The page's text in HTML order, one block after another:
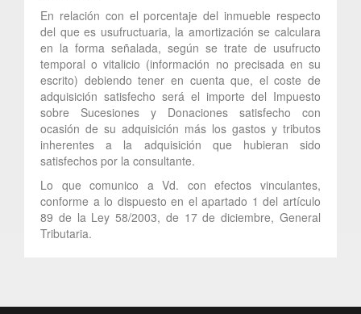
En relación con el porcentaje del inmueble respecto
del que es usufructuaria, la amortización se calculara
en la forma señalada, según se trate de usufructo
temporal o vitalicio (información no precisada en su
escrito) debiendo tener en cuenta que, el coste de
adquisición satisfecho será el importe del Impuesto
sobre Sucesiones y Donaciones satisfecho con
ocasión de su adquisición más los gastos y tributos
inherentes a la adquisición que hubieran sido
satisfechos por la consultante.
Lo que comunico a Vd. con efectos vinculantes,
conforme a lo dispuesto en el apartado 1 del artículo
89 de la Ley 58/2003, de 17 de diciembre, General
Tributaria.